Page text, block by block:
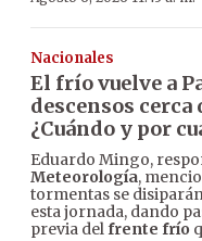
Nacionales
El frío vuelve a
descensos cerca
¿Cuándo y por
Eduardo Mingo,
Meteorología,
tormentas se
esta jornada, dando
previa delfrente frío